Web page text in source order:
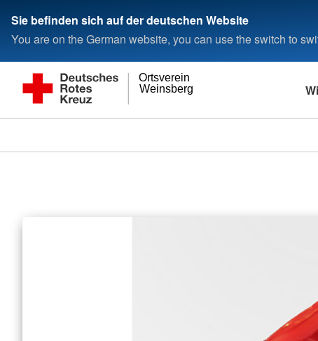
Sie befinden sich auf der deutschen Website
You are on the German website, you can use the switch to
Weinsberg
Ortsverein